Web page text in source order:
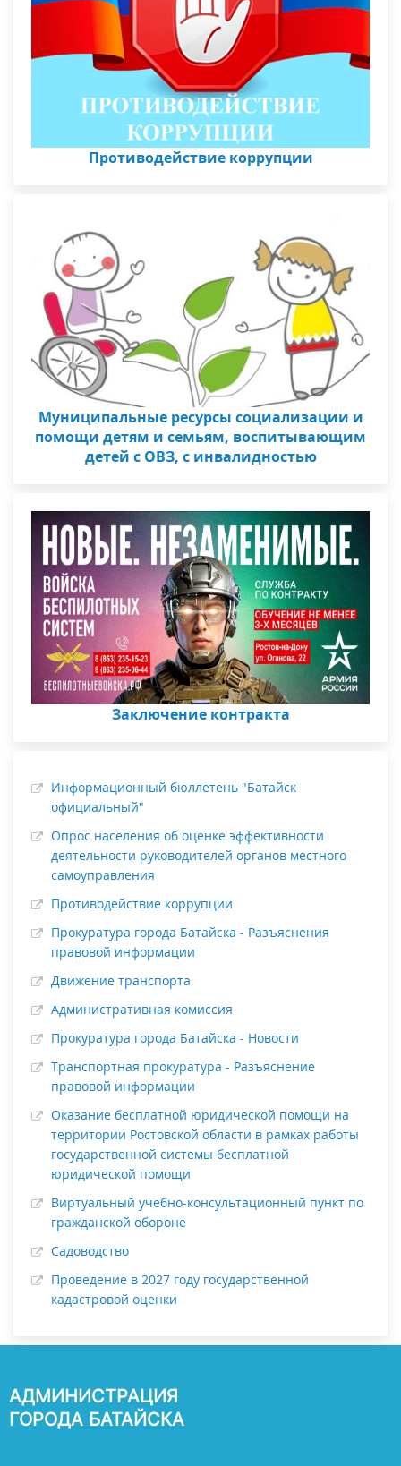
Противодействие коррупции
Муниципальные ресурсы социализации и
помощи детям и семьям, воспитывающим
детей с ОВЗ, с инвалидностью
Заключение контракта
Информационный бюллетень "Батайск
официальный"
Опрос населения об оценке эффективности
деятельности руководителей органов местного
самоуправления
Противодействие коррупции
Прокуратура города Батайска - Разъяснения
правовой информации
Движение транспорта
Административная комиссия
Прокуратура города Батайска - Новости
Транспортная прокуратура - Разъяснение
правовой информации
Оказание бесплатной юридической помощи на
территории Ростовской области в рамках работы
государственной системы бесплатной
юридической помощи
Виртуальный учебно-консультационный пункт по
гражданской обороне
Садоводство
Проведение в 2027 году государственной
кадастровой оценки
АДМИНИСТРАЦИЯ
ГОРОДА БАТАЙСКА